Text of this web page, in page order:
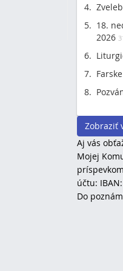
18.
2026
Zobraziť
Aj vás
Mojej
účtu:
Do